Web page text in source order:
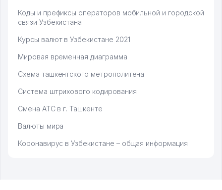
Коды и префиксы операторов мобильной и городской
связи Узбекистана
Курсы валют в Узбекистане 2021
Мировая временная диаграмма
Схема ташкентского метрополитена
Система штрихового кодирования
Смена АТС в г. Ташкенте
Валюты мира
Коронавирус в Узбекистане – общая информация